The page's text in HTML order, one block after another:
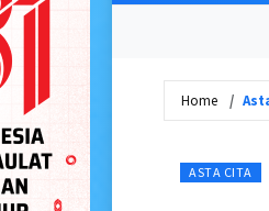
Home
ASTA CITA